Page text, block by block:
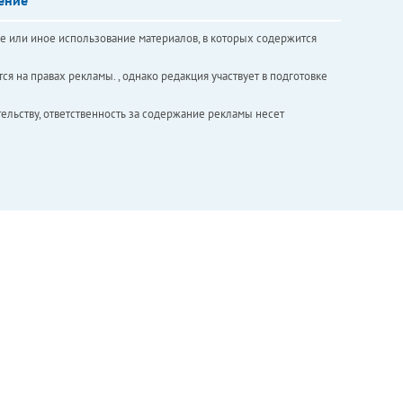
иное использование материалов, в которых содержится
правах рекламы. , однако редакция участвует в подготовке
ответственность за содержание рекламы несет